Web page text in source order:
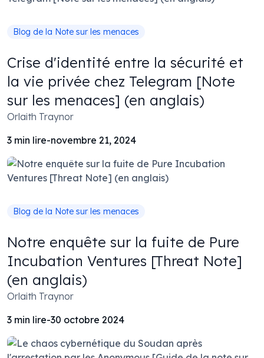
Blog de la Note sur les menaces
Crise d'identité entre la sécurité et
la vie privée chez Telegram [Note
sur les menaces] (en anglais)
Orlaith Traynor
3 min lire-novembre 21, 2024
Blog de la Note sur les menaces
Notre enquête sur la fuite de Pure
Incubation Ventures [Threat Note]
(en anglais)
Orlaith Traynor
3 min lire-30 octobre 2024